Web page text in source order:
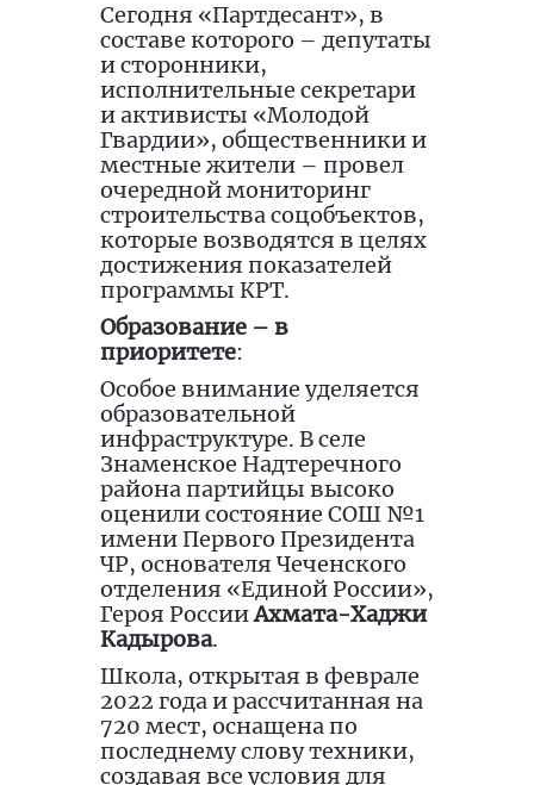
Сегодня «Партдесант», в
составе которого – депутаты
и сторонники,
исполнительные секретари
и активисты «Молодой
Гвардии», общественники и
местные жители – провел
очередной мониторинг
строительства соцобъектов,
которые возводятся в целях
достижения показателей
программы КРТ.
Образование – в
приоритете:
Особое внимание уделяется
образовательной
инфраструктуре. В селе
Знаменское Надтеречного
района партийцы высоко
оценили состояние СОШ №1
имени Первого Президента
ЧР, основателя Чеченского
отделения «Единой России»,
Героя РоссииАхмата-Хаджи
Кадырова.
Школа, открытая в феврале
2022 года и рассчитанная на
720 мест, оснащена по
последнему слову техники,
создавая все условия для